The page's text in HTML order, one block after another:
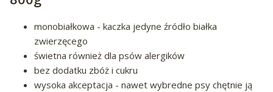
monobiałkowa - kaczka jedyne źródło białka
zwierzęcego
świetna również dla psów alergików
bez dodatku zbóż i cukru
wysoka akceptacja - nawet wybredne psy chętnie ją